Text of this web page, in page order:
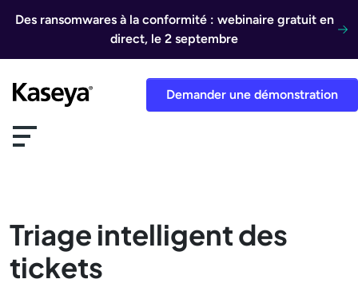
Des ransomwares à la conformité : webinaire gratuit en
direct, le 2 septembre
Demander une démonstration
Triage intelligent des
tickets